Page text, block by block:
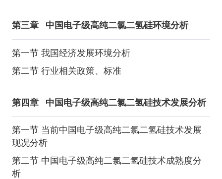
第三章 中国电子级高纯二氯二氢硅环境分析
第一节 我国经济发展环境分析
第二节 行业相关政策、标准
第四章 中国电子级高纯二氯二氢硅技术发展分析
第一节 当前中国电子级高纯二氯二氢硅技术发展
现况分析
第二节 中国电子级高纯二氯二氢硅技术成熟度分
析